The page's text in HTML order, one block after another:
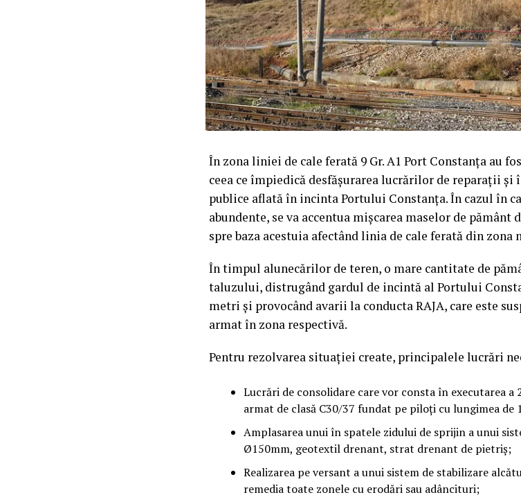
În zona liniei de cale ferată 9 Gr. A1 Port Constanța au
ceea ce împiedică desfășurarea lucrărilor de reparații
publice aflată în incinta Portului Constanța. În cazul în
abundente, se va accentua mișcarea maselor de
spre baza acestuia afectând linia de cale ferată din zona
În timpul alunecărilor de teren, o mare cantitate de
taluzului, distrugând gardul de incintă al Portului
metri și provocând avarii la conducta RAJA, care este
armat în zona respectivă.
Pentru rezolvarea situației create, principalele lucrări
Lucrări de consolidare care vor consta în executarea
armat de clasă C30/37 fundat pe piloți cu lungimea de
Amplasarea unui în spatele zidului de sprijin a unui
Ø150mm, geotextil drenant, strat drenant de pietriș;
Realizarea pe versant a unui sistem de stabilizare
remedia toate zonele cu erodări sau adâncituri;